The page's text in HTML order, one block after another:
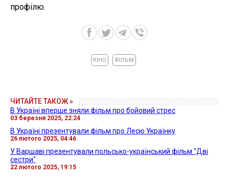
профілю.
КІНО ФІЛЬМ
ЧИТАЙТЕ ТАКОЖ »
В Україні вперше зняли фільм про бойовий стрес
03 березня 2025, 22:24
В Україні презентували фільм про Лесю Українку
26 лютого 2025, 04:46
У Варшаві презентували польсько-український фільм "Дві
сестри"
22 лютого 2025, 19:15